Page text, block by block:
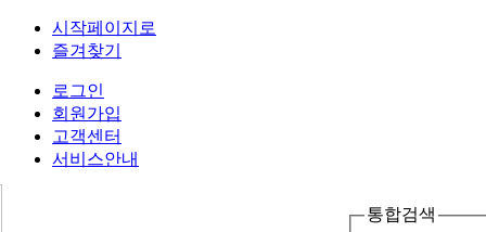
시작페이지로
즐겨찾기
로그인
회원가입
고객센터
서비스안내
통합검색